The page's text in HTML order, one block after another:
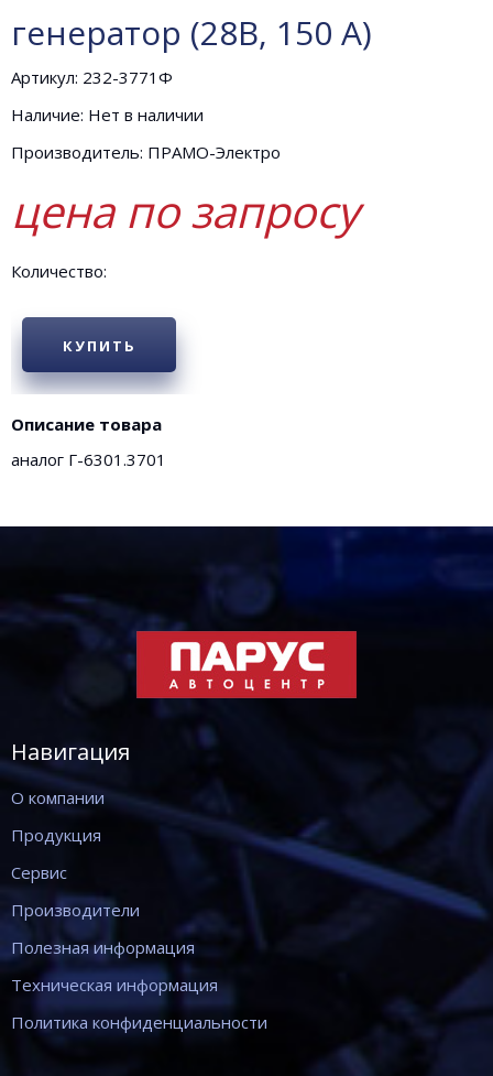
генератор (28В, 150 А)
Артикул: 232-3771Ф
Наличие: Нет в наличии
Производитель: ПРАМО-Электро
цена по запросу
Количество:
КУПИТЬ
Описание товара
аналог Г-6301.3701
Навигация
О компании
Продукция
Сервис
Производители
Полезная информация
Техническая информация
Политика конфиденциальности